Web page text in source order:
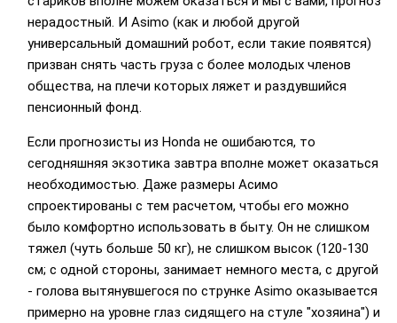
нерадостный. И Asimo (как и любой другой
универсальный домашний робот, если такие появятся)
призван снять часть груза с более молодых членов
общества, на плечи которых ляжет и раздувшийся
пенсионный фонд.
Если прогнозисты из Honda не ошибаются, то
сегодняшняя экзотика завтра вполне может оказаться
необходимостью. Даже размеры Асимо
спроектированы с тем расчетом, чтобы его можно
было комфортно использовать в быту. Он не слишком
тяжел (чуть больше 50 кг), не слишком высок (120-130
см; с одной стороны, занимает немного места, с другой
- голова вытянувшегося по струнке Asimo оказывается
примерно на уровне глаз сидящего на стуле "хозяина") и